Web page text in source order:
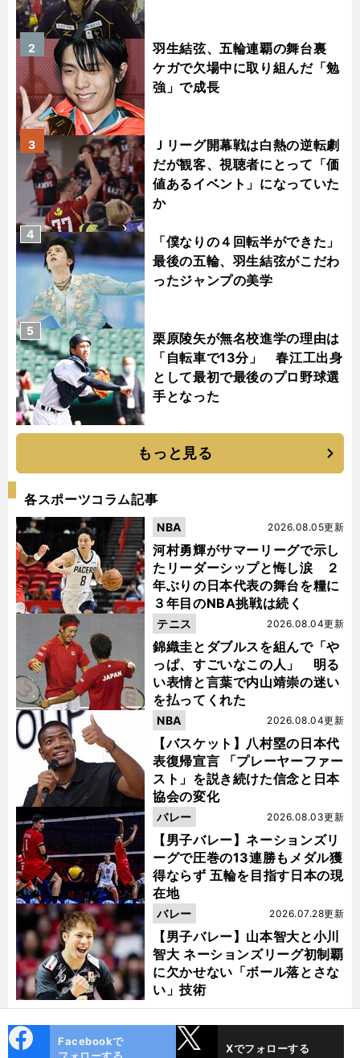
羽生結弦、五輪連覇の舞台裏
ケガで欠場中に取り組んだ「勉
強」で成長
2
Ｊリーグ開幕戦は白熱の逆転劇
だが観客、視聴者にとって「価
値あるイベント」になっていた
か
3
「僕なりの４回転半ができた」
最後の五輪、羽生結弦がこだわ
ったジャンプの美学
4
栗原陵矢が無名校進学の理由は
「自転車で13分」 春江工出身
として最初で最後のプロ野球選
手となった
5
もっと見る
各スポーツコラム記事
河村勇輝がサマーリーグで示し
たリーダーシップと悔し涙 ２
年ぶりの日本代表の舞台を糧に
３年目のNBA挑戦は続く
2026.08.05更新
NBA
錦織圭とダブルスを組んで「や
っぱ、すごいなこの人」 明る
い表情と言葉で内山靖崇の迷い
を払ってくれた
2026.08.04更新
テニス
【バスケット】八村塁の日本代
表復帰宣言 「プレーヤーファー
スト」を説き続けた信念と日本
協会の変化
2026.08.04更新
NBA
【男子バレー】ネーションズリ
ーグで圧巻の13連勝もメダル獲
得ならず 五輪を目指す日本の現
在地
2026.08.03更新
バレー
【男子バレー】山本智大と小川
智大 ネーションズリーグ初制覇
に欠かせない「ボール落とさな
い」技術
2026.07.28更新
バレー
ok
Facebookで
Xでフォローする